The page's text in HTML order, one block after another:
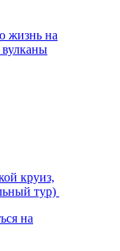
круиз,
тур)
на